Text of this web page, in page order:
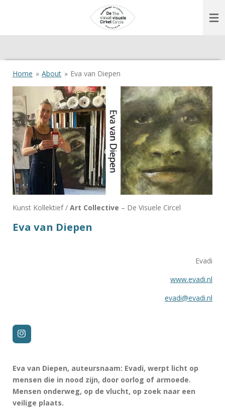
Home » About » Eva van Diepen
Kunst Kollektief / Art Collective – De Visuele Circel
Eva van Diepen
Evadi
www.evadi.nl
evadi@evadi.nl
I
n
a
g
r
a
m
Eva van Diepen, auteursnaam: Evadi, werpt licht op
mensen die in nood zijn, door oorlog of armoede.
Mensen onderweg, op de vlucht, op zoek naar een
veilige plaats.